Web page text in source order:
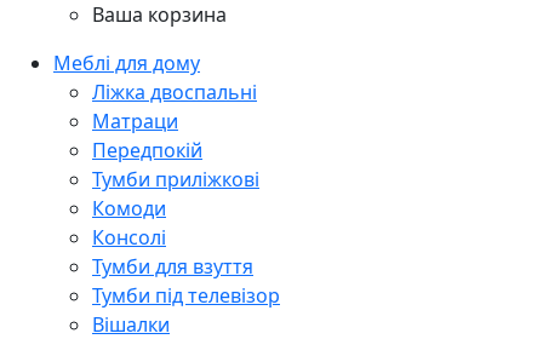
Ваша корзина
Меблі для дому
Ліжка двоспальні
Матраци
Передпокій
Тумби приліжкові
Комоди
Консолі
Тумби для взуття
Тумби під телевізор
Вішалки